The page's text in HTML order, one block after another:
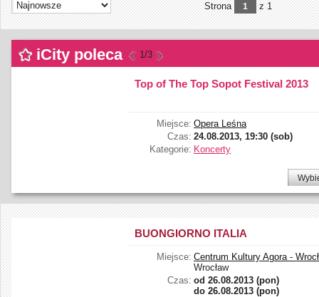
Strona 1 z 1
iCity poleca
Top of The Top Sopot Festival 2013
Miejsce: Opera Leśna
Czas: 24.08.2013, 19:30 (sob)
Kategorie: Koncerty
1/3
BUONGIORNO ITALIA
Miejsce: Centrum Kultury Agora -
Wrocław
Czas: od 26.08.2013 (pon)
do 26.08.2013 (pon)